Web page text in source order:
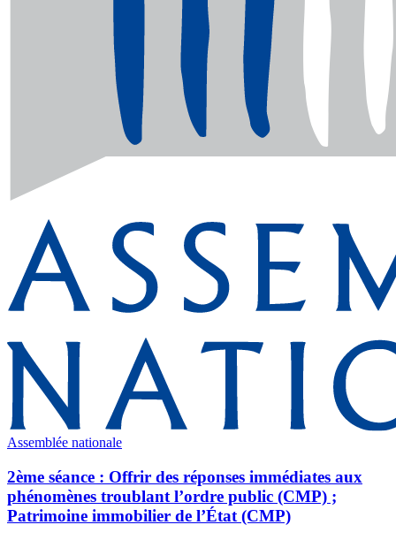
Assemblée nationale
2ème séance : Offrir des réponses immédiates aux
phénomènes troublant l’ordre public (CMP) ;
Patrimoine immobilier de l’État (CMP)